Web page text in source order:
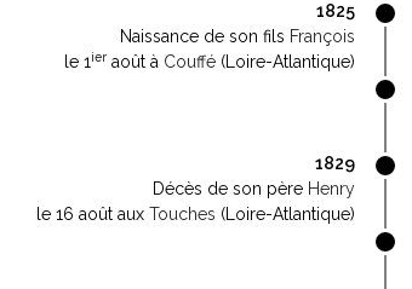
1825
Naissance de son fils François
le 1 ier août à Couffé (Loire-Atlantique)
1829
Décès de son père Henry
le 16 août aux Touches (Loire-Atlantique)